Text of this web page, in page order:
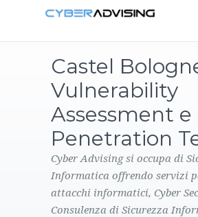
PRODOTTI
CONTATTI
Castel
Vulnerability
Assessment e
Penetration
Cyber Advising si occupa di
Informatica offrendo servizi
attacchi informatici, Cyber
Consulenza di Sicurezza